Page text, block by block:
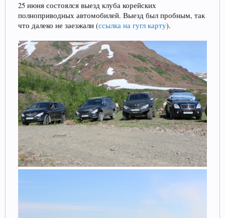
Ближайшие мероприятия: 16 Августа 2026 года, 11
лет клубу!
25 июня состоялся выезд клуба корейских
полноприводных автомобилей. Выезд был пробным, так
что далеко не заезжали (ссылка на гугл карту).